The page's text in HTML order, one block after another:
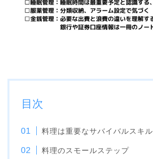
目次
料理は重要なサバイバルスキル
料理のスモールステップ